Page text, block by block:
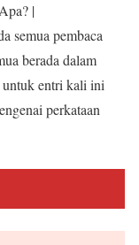
|
semua pembaca
berada dalam
untuk entri kali ini
perkataan